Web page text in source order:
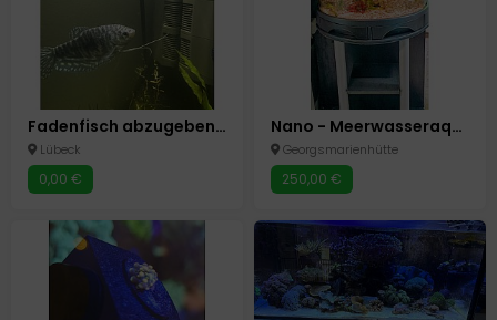
Fadenfisch abzugeben in gute Hände
Lübeck
0,00 €
Nano - Meerwasseraquarium
Georgsmarienhütte
250,00 €